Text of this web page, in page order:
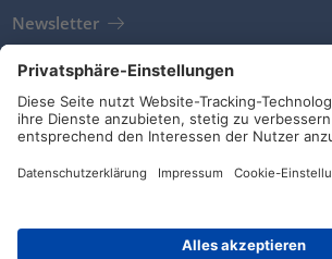
Newsletter
AGB
Richtlinien und Bekentnisse
Soziale Medien